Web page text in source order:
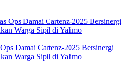
Damai Cartenz-2025 Bersinergi
Warga Sipil di Yalimo